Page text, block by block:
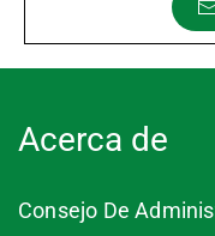
Acerca de
Consejo De